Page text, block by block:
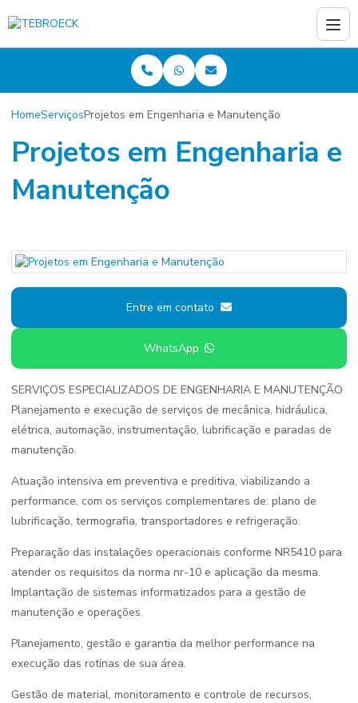
HomeServiçosProjetos em Engenharia e Manutenção
Projetos em Engenharia e
Manutenção
Entre em contato
WhatsApp
SERVIÇOS ESPECIALIZADOS DE ENGENHARIA E MANUTENÇÃO
Planejamento e execução de serviços de mecânica, hidráulica,
elétrica, automação, instrumentação, lubrificação e paradas de
manutenção.
Atuação intensiva em preventiva e preditiva, viabilizando a
performance, com os serviços complementares de: plano de
lubrificação, termografia, transportadores e refrigeração.
Preparação das instalações operacionais conforme NR5410 para
atender os requisitos da norma nr-10 e aplicação da mesma.
Implantação de sistemas informatizados para a gestão de
manutenção e operações.
Planejamento, gestão e garantia da melhor performance na
execução das rotinas de sua área.
Gestão de material, monitoramento e controle de recursos,